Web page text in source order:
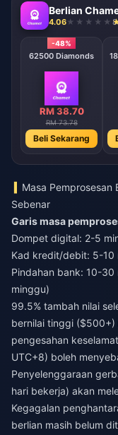
Berlian
4.06
-48%
62500 Diamonds
RM 38.70
RM 73.78
Beli Sekarang
Masa Pemprosesan
Sebenar
Garis masa
Dompet digital: 2-5
Kad kredit/debit: 5-10
Pindahan bank: 10-
minggu)
99.5% tambah nilai
bernilai tinggi
pengesahan
UTC+8) boleh
Penyelenggaraan
hari bekerja) akan
Kegagalan
berlian masih belum